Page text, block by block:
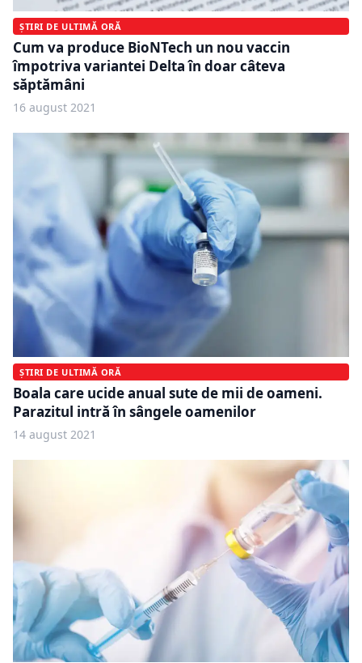
ȘTIRI DE ULTIMĂ ORĂ
Cum va produce BioNTech un nou vaccin
împotriva variantei Delta în doar câteva
săptămâni
16 august 2021
ȘTIRI DE ULTIMĂ ORĂ
Boala care ucide anual sute de mii de oameni.
Parazitul intră în sângele oamenilor
14 august 2021